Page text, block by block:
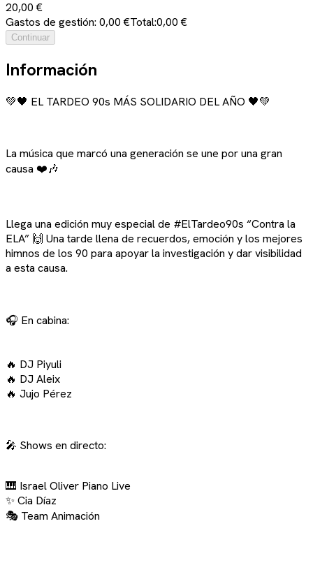
20,00 €
Gastos de gestión: 0,00 €Total:0,00 €
Continuar
Información
💚🖤 EL TARDEO 90s MÁS SOLIDARIO DEL AÑO 🖤💚
La música que marcó una generación se une por una gran
causa ❤️🎶
Llega una edición muy especial de #ElTardeo90s “Contra la
ELA” 🙌 Una tarde llena de recuerdos, emoción y los mejores
himnos de los 90 para apoyar la investigación y dar visibilidad
a esta causa.
🎧 En cabina:
🔥 DJ Piyuli
🔥 DJ Aleix
🔥 Jujo Pérez
🎤 Shows en directo:
🎹 Israel Oliver Piano Live
✨ Cia Díaz
🎭 Team Animación